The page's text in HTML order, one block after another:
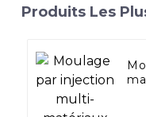
Produits Les